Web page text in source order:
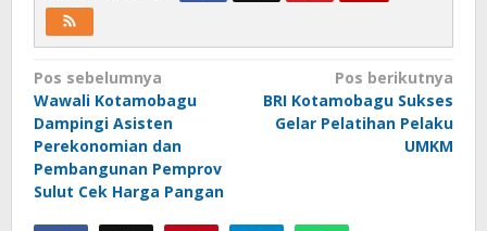
Navigasi
pos
Pos sebelumnya
Wawali Kotamobagu
Dampingi Asisten
Perekonomian dan
Pembangunan Pemprov
Sulut Cek Harga Pangan
Pos berikutnya
BRI Kotamobagu Sukses
Gelar Pelatihan Pelaku
UMKM